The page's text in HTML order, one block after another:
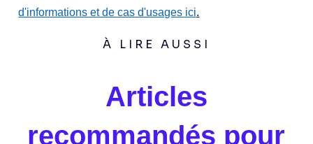
d'informations et de cas d'usages ici.
À LIRE AUSSI
Articles
recommandés pour